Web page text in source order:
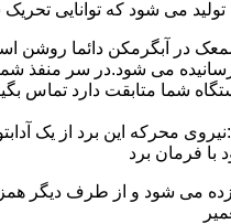
در آبگرمکن دائما روشن
می شود.در سر منفذ
شما متابقت دارد تماس
فرمان برد
می شود و از طرف دیگر